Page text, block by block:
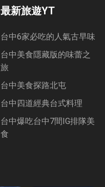
最新旅遊YT
台中6家必吃的人氣古早味
台中美食隱藏版的味蕾之
旅
台中美食探路北屯
台中四道經典台式料理
台中爆吃台中7間IG排隊美
食